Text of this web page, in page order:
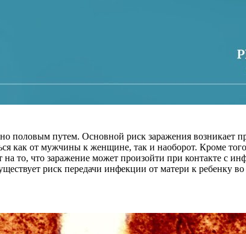
половым путем. Основной риск заражения возникает
как от мужчины к женщине, так и наоборот. Кроме
то, что заражение может произойти при контакте с
риск передачи инфекции от матери к ребенку